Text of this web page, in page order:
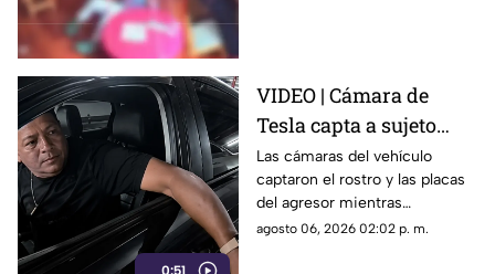
0:51
VIDEO | Cámara de
Tesla capta a sujeto
rayando el auto en
estacionamiento
Las cámaras del vehículo
captaron el rostro y las placas
del agresor mientras
vandalizaba la pintura. Esto
agosto 06, 2026 02:02 p. m.